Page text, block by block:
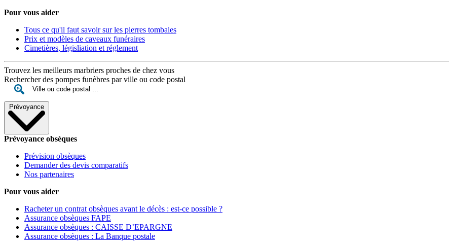
Pour vous aider
Tous ce qu'il faut savoir sur les pierres tombales
Prix et modèles de caveaux funéraires
Cimetières, législiation et réglement
Trouvez les meilleurs marbriers proches de chez vous
Rechercher des pompes funèbres par ville ou code postal
Prévoyance
Prévoyance obsèques
Prévision obsèques
Demander des devis comparatifs
Nos partenaires
Pour vous aider
Racheter un contrat obsèques avant le décès : est-ce possible ?
Assurance obsèques FAPE
Assurance obsèques : CAISSE D’EPARGNE
Assurance obsèques : La Banque postale